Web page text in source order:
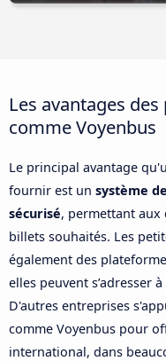
Les avantages
comme Voyenbus
Le principal avantage
fournir est un système
sécurisé, permettant aux
billets souhaités. Les
également des
elles peuvent s’adresser
D'autres entreprises
comme Voyenbus pour
international, dans